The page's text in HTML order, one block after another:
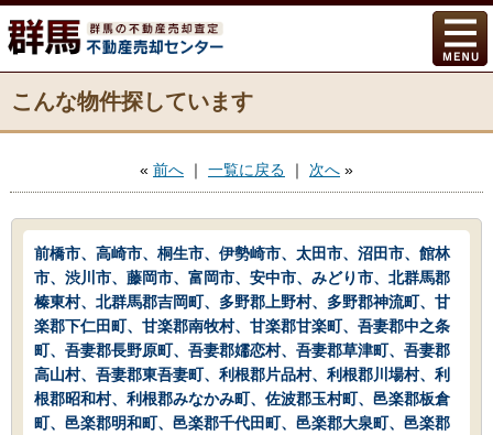
こんな物件探しています
« 前へ ｜ 一覧に戻る ｜ 次へ »
前橋市、高崎市、桐生市、伊勢崎市、太田市、沼田市、館林
市、渋川市、藤岡市、富岡市、安中市、みどり市、北群馬郡
榛東村、北群馬郡吉岡町、多野郡上野村、多野郡神流町、甘
楽郡下仁田町、甘楽郡南牧村、甘楽郡甘楽町、吾妻郡中之条
町、吾妻郡長野原町、吾妻郡嬬恋村、吾妻郡草津町、吾妻郡
高山村、吾妻郡東吾妻町、利根郡片品村、利根郡川場村、利
根郡昭和村、利根郡みなかみ町、佐波郡玉村町、邑楽郡板倉
町、邑楽郡明和町、邑楽郡千代田町、邑楽郡大泉町、邑楽郡